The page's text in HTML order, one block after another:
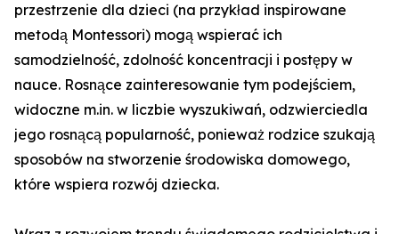
przestrzenie dla dzieci (na przykład inspirowane
metodą Montessori) mogą wspierać ich
samodzielność, zdolność koncentracji i postępy w
nauce. Rosnące zainteresowanie tym podejściem,
widoczne m.in. w liczbie wyszukiwań, odzwierciedla
jego rosnącą popularność, ponieważ rodzice szukają
sposobów na stworzenie środowiska domowego,
które wspiera rozwój dziecka.